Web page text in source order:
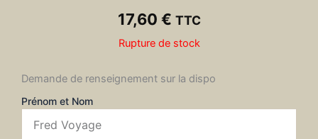
17,60 € TTC
Rupture de stock
Demande de renseignement sur la dispo
Prénom et Nom